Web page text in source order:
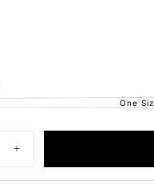
One
Αύξηση
ποσότητας
για